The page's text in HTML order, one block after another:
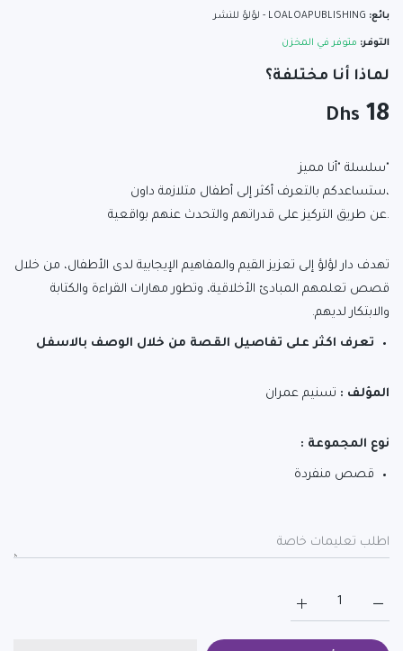
بائع:
التوفر: متوفر في المخزن
لماذا أنا مختلفة؟
18
Dhs
"سلسلة "أنا مميز
،ستساعدكم بالتعرف أكثر إلى أطفال متلازمة داون
.عن طريق التركيز على قدراتهم والتحدث عنهم بواقعية
تهدف دار لؤلؤ إلى تعزيز القيم والمفاهيم الإيجابية لدى الأطفال، من خلال
قصص تعلمهم المبادئ الأخلاقية، وتطور مهارات القراءة والكتابة
والابتكار لديهم.
تعرف اكثر على تفاصيل القصة من خلال الوصف بالاسفل
المؤلف : تسنيم عمران
نوع المجموعة :
قصص منفردة
زيادة كمية لماذا أنا مختلفة؟ Default Titleزيادة كمية لماذا أنا مختلفة؟ Default Title